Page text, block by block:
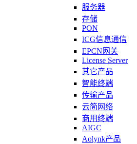
服务器
存储
PON
ICG信息通信
EPCN网关
License Server
其它产品
智能终端
传输产品
云简网络
商用终端
AIGC
Aolynk产品